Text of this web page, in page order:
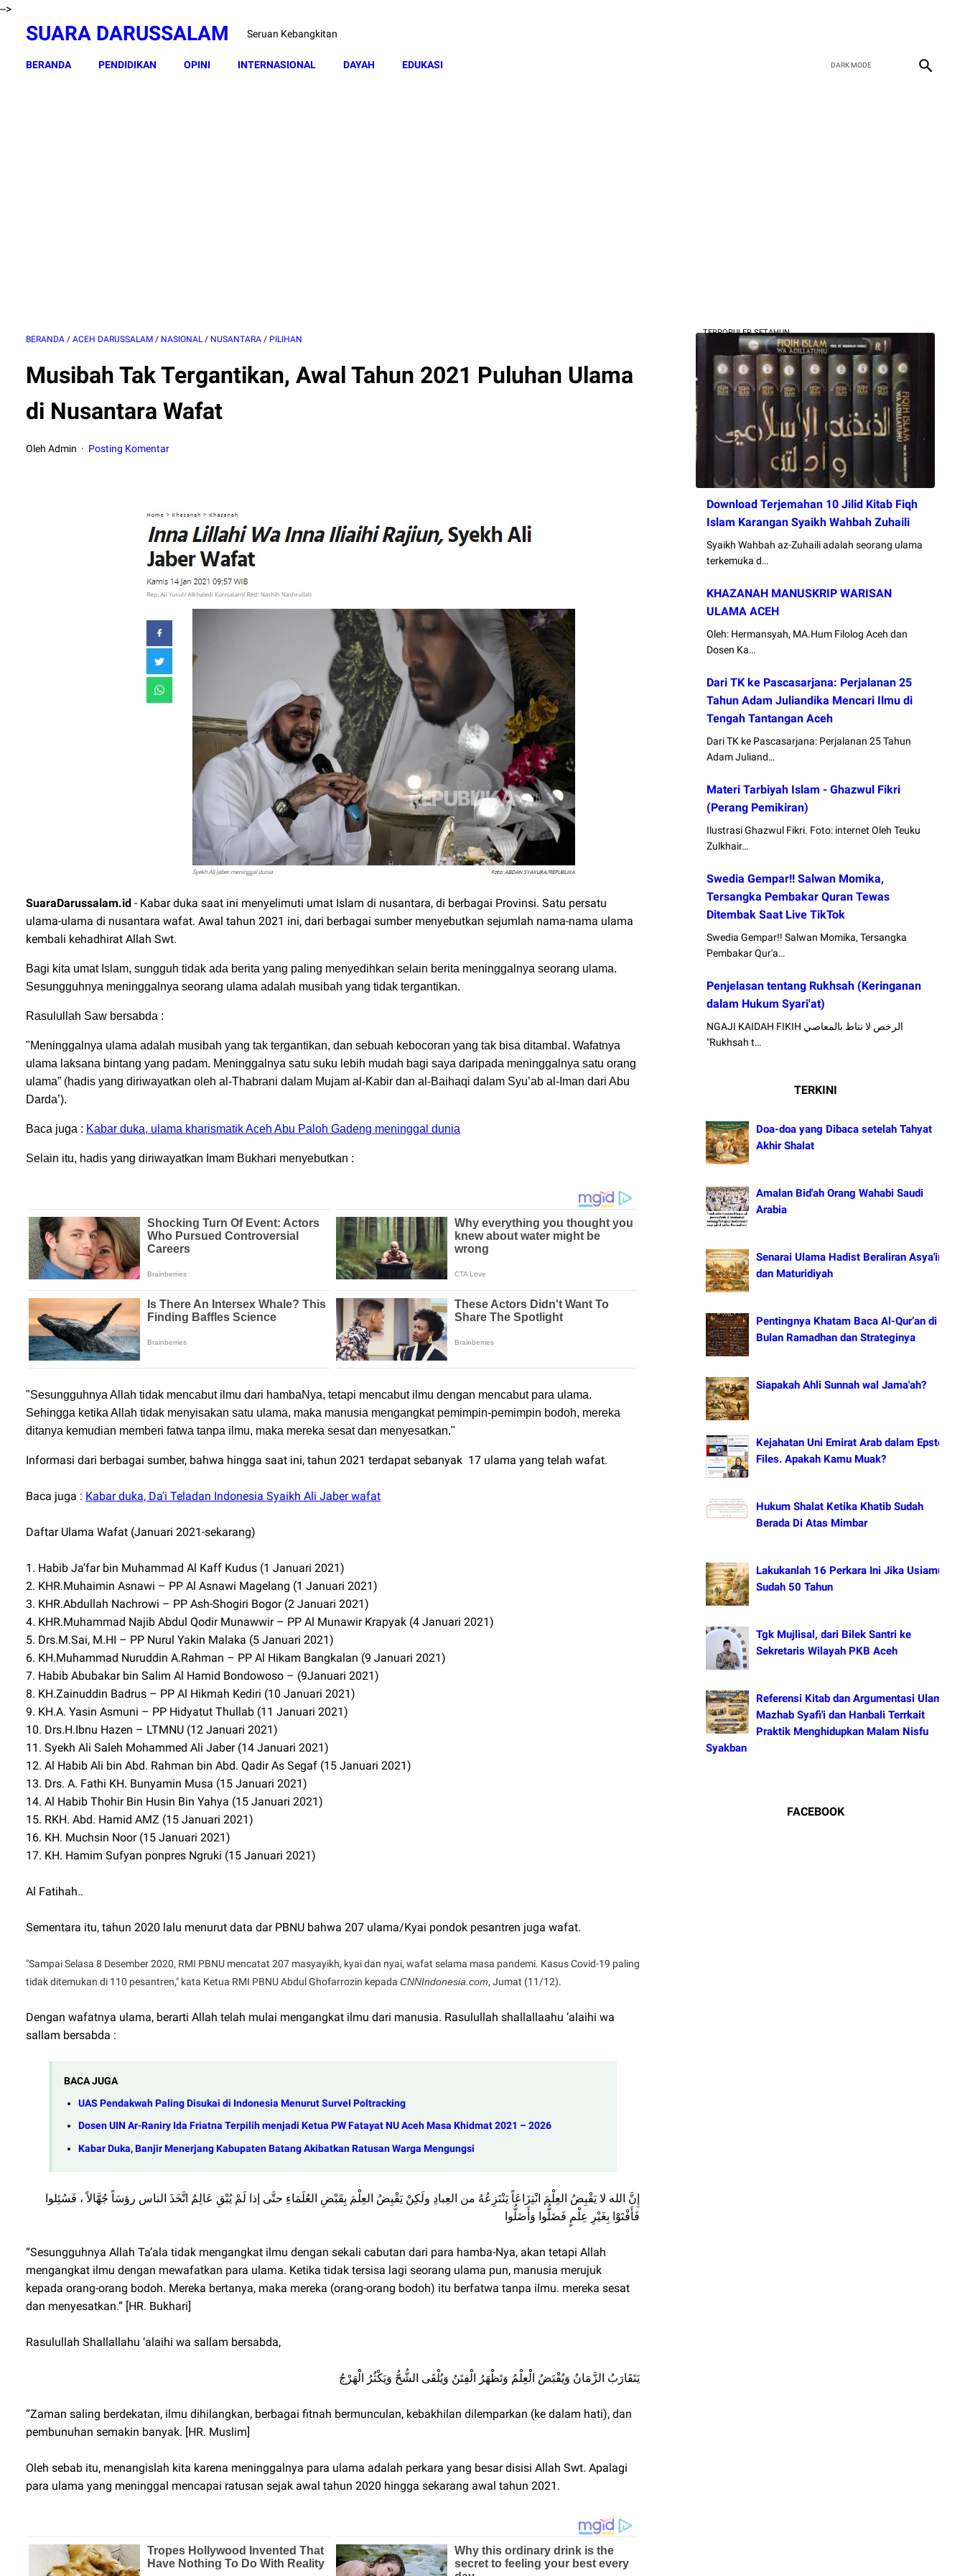
-->
SUARA DARUSSALAM Seruan Kebangkitan
BERANDA PENDIDIKAN OPINI INTERNASIONAL DAYAH EDUKASI
BERANDA / ACEH DARUSSALAM / NASIONAL / NUSANTARA / PILIHAN
Musibah Tak Tergantikan, Awal Tahun 2021 Puluhan Ulama
di Nusantara Wafat
Oleh Admin Posting Komentar
SuaraDarussalam.id - Kabar duka saat ini menyelimuti umat Islam di nusantara, di berbagai Provinsi. Satu persatu
ulama-ulama di nusantara wafat. Awal tahun 2021 ini, dari berbagai sumber menyebutkan sejumlah nama-nama ulama
kembali kehadhirat Allah Swt.
Bagi kita umat Islam, sungguh tidak ada berita yang paling menyedihkan selain berita meninggalnya seorang ulama.
Sesungguhnya meninggalnya seorang ulama adalah musibah yang tidak tergantikan.
Rasulullah Saw bersabda :
"Meninggalnya ulama adalah musibah yang tak tergantikan, dan sebuah kebocoran yang tak bisa ditambal. Wafatnya
ulama laksana bintang yang padam. Meninggalnya satu suku lebih mudah bagi saya daripada meninggalnya satu orang
ulama” (hadis yang diriwayatkan oleh al-Thabrani dalam Mujam al-Kabir dan al-Baihaqi dalam Syu’ab al-Iman dari Abu
Darda’).
Baca juga : Kabar duka, ulama kharismatik Aceh Abu Paloh Gadeng meninggal dunia
Selain itu, hadis yang diriwayatkan Imam Bukhari menyebutkan :
"Sesungguhnya Allah tidak mencabut ilmu dari hambaNya, tetapi mencabut ilmu dengan mencabut para ulama.
Sehingga ketika Allah tidak menyisakan satu ulama, maka manusia mengangkat pemimpin-pemimpin bodoh, mereka
ditanya kemudian memberi fatwa tanpa ilmu, maka mereka sesat dan menyesatkan."
Informasi dari berbagai sumber, bahwa hingga saat ini, tahun 2021 terdapat sebanyak 17 ulama yang telah wafat.
Baca juga : Kabar duka, Da'i Teladan Indonesia Syaikh Ali Jaber wafat
Daftar Ulama Wafat (Januari 2021-sekarang)
1. Habib Ja’far bin Muhammad Al Kaff Kudus (1 Januari 2021)
2. KHR.Muhaimin Asnawi – PP Al Asnawi Magelang (1 Januari 2021)
3. KHR.Abdullah Nachrowi – PP Ash-Shogiri Bogor (2 Januari 2021)
4. KHR.Muhammad Najib Abdul Qodir Munawwir – PP Al Munawir Krapyak (4 Januari 2021)
5. Drs.M.Sai, M.HI – PP Nurul Yakin Malaka (5 Januari 2021)
6. KH.Muhammad Nuruddin A.Rahman – PP Al Hikam Bangkalan (9 Januari 2021)
7. Habib Abubakar bin Salim Al Hamid Bondowoso – (9Januari 2021)
8. KH.Zainuddin Badrus – PP Al Hikmah Kediri (10 Januari 2021)
9. KH.A. Yasin Asmuni – PP Hidyatut Thullab (11 Januari 2021)
10. Drs.H.Ibnu Hazen – LTMNU (12 Januari 2021)
11. Syekh Ali Saleh Mohammed Ali Jaber (14 Januari 2021)
12. Al Habib Ali bin Abd. Rahman bin Abd. Qadir As Segaf (15 Januari 2021)
13. Drs. A. Fathi KH. Bunyamin Musa (15 Januari 2021)
14. Al Habib Thohir Bin Husin Bin Yahya (15 Januari 2021)
15. RKH. Abd. Hamid AMZ (15 Januari 2021)
16. KH. Muchsin Noor (15 Januari 2021)
17. KH. Hamim Sufyan ponpres Ngruki (15 Januari 2021)
Al Fatihah..
Sementara itu, tahun 2020 lalu menurut data dar PBNU bahwa 207 ulama/Kyai pondok pesantren juga wafat.
"Sampai Selasa 8 Desember 2020, RMI PBNU mencatat 207 masyayikh, kyai dan nyai, wafat selama masa pandemi. Kasus Covid-19 paling
tidak ditemukan di 110 pesantren," kata Ketua RMI PBNU Abdul Ghofarrozin kepada CNNIndonesia.com, Jumat (11/12).
Dengan wafatnya ulama, berarti Allah telah mulai mengangkat ilmu dari manusia. Rasulullah shallallaahu ‘alaihi wa
sallam bersabda :
BACA JUGA
UAS Pendakwah Paling Disukai di Indonesia Menurut SurveI Poltracking
Dosen UIN Ar-Raniry Ida Friatna Terpilih menjadi Ketua PW Fatayat NU Aceh Masa Khidmat 2021 – 2026
Kabar Duka, Banjir Menerjang Kabupaten Batang Akibatkan Ratusan Warga Mengungsi
ﺇِﻥَّ ﺍﻟﻠﻪ ﻻ ﻳَﻘْﺒِﺾُ ﺍﻟﻌِﻠْﻢَ ﺍﻧْﺘِﺰَﺍﻋَﺎً ﻳَﻨْﺘَﺰِﻋُﻪُ ﻣﻦ ﺍﻟﻌِﺒﺎﺩِ ﻭﻟَﻜِﻦْ ﻳَﻘْﺒِﺾُ ﺍﻟﻌِﻠْﻢَ ﺑِﻘَﺒْﺾِ ﺍﻟﻌُﻠَﻤَﺎﺀِ ﺣﺘَّﻰ ﺇﺫﺍ ﻟَﻢْ ﻳُﺒْﻖِ ﻋَﺎﻟِﻢٌ ﺍﺗَّﺨَﺬَ ﺍﻟﻨﺎﺱ ﺭﺅﺳَﺎً ﺟُﻬَّﺎﻻً ، ﻓَﺴُﺌِﻠﻮﺍ
ﻓَﺄَﻓْﺘَﻮْﺍ ﺑِﻐَﻴْﺮِ ﻋِﻠْﻢٍ ﻓَﻀَﻠُّﻮﺍ ﻭَﺃَﺿَﻠُّﻮﺍ
“Sesungguhnya Allah Ta’ala tidak mengangkat ilmu dengan sekali cabutan dari para hamba-Nya, akan tetapi Allah
mengangkat ilmu dengan mewafatkan para ulama. Ketika tidak tersisa lagi seorang ulama pun, manusia merujuk
kepada orang-orang bodoh. Mereka bertanya, maka mereka (orang-orang bodoh) itu berfatwa tanpa ilmu. mereka sesat
dan menyesatkan.“ [HR. Bukhari]
Rasulullah Shallallahu ‘alaihi wa sallam bersabda,
ﻳَﺘَﻘَﺎﺭَﺏُ ﺍﻟﺰَّﻣَﺎﻥُ ﻭَﻳُﻘْﺒَﺾُ ﺍﻟْﻌِﻠْﻢُ ﻭَﺗَﻈْﻬَﺮُ ﺍﻟْﻔِﺘَﻦُ ﻭَﻳُﻠْﻘَﻰ ﺍﻟﺸُّﺢُّ ﻭَﻳَﻜْﺜُﺮُ ﺍﻟْﻬَﺮْﺝُ
“Zaman saling berdekatan, ilmu dihilangkan, berbagai fitnah bermunculan, kebakhilan dilemparkan (ke dalam hati), dan
pembunuhan semakin banyak. [HR. Muslim]
Oleh sebab itu, menangislah kita karena meninggalnya para ulama adalah perkara yang besar disisi Allah Swt. Apalagi
para ulama yang meninggal mencapai ratusan sejak awal tahun 2020 hingga sekarang awal tahun 2021.
TERPOPULER SETAHUN
Download Terjemahan 10 Jilid Kitab Fiqh
Islam Karangan Syaikh Wahbah Zuhaili
Syaikh Wahbah az-Zuhaili adalah seorang ulama
terkemuka d…
KHAZANAH MANUSKRIP WARISAN
ULAMA ACEH
Oleh: Hermansyah, MA.Hum Filolog Aceh dan
Dosen Ka…
Dari TK ke Pascasarjana: Perjalanan 25
Tahun Adam Juliandika Mencari Ilmu di
Tengah Tantangan Aceh
Dari TK ke Pascasarjana: Perjalanan 25 Tahun
Adam Juliand…
Materi Tarbiyah Islam - Ghazwul Fikri
(Perang Pemikiran)
Ilustrasi Ghazwul Fikri. Foto: internet Oleh Teuku
Zulkhair…
Swedia Gempar!! Salwan Momika,
Tersangka Pembakar Quran Tewas
Ditembak Saat Live TikTok
Swedia Gempar!! Salwan Momika, Tersangka
Pembakar Qur'a…
Penjelasan tentang Rukhsah (Keringanan
dalam Hukum Syari'at)
NGAJI KAIDAH FIKIH الرخص لا تناط بالمعاصي
"Rukhsah t…
TERKINI
Doa-doa yang Dibaca setelah Tahyat
Akhir Shalat
Amalan Bid'ah Orang Wahabi Saudi
Arabia
Senarai Ulama Hadist Beraliran Asya'irah
dan Maturidiyah
Pentingnya Khatam Baca Al-Qur’an di
Bulan Ramadhan dan Strateginya
Siapakah Ahli Sunnah wal Jama'ah?
Kejahatan Uni Emirat Arab dalam Epstein
Files. Apakah Kamu Muak?
Hukum Shalat Ketika Khatib Sudah
Berada Di Atas Mimbar
Lakukanlah 16 Perkara Ini Jika Usiamu
Sudah 50 Tahun
Tgk Mujlisal, dari Bilek Santri ke
Sekretaris Wilayah PKB Aceh
Referensi Kitab dan Argumentasi Ulama
Mazhab Syafi'i dan Hanbali Terrkait
Praktik Menghidupkan Malam Nisfu
Syakban
FACEBOOK